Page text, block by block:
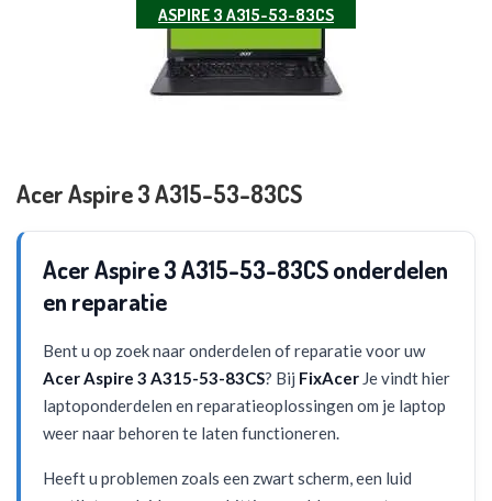
ASPIRE 3 A315-53-83CS
Acer Aspire 3 A315-53-83CS
Acer Aspire 3 A315-53-83CS onderdelen
en reparatie
Bent u op zoek naar onderdelen of reparatie voor uw
Acer Aspire 3 A315-53-83CS? Bij FixAcer Je vindt hier
laptoponderdelen en reparatieoplossingen om je laptop
weer naar behoren te laten functioneren.
Heeft u problemen zoals een zwart scherm, een luid